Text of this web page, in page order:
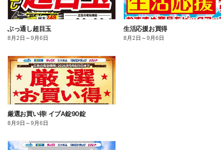
ぶっ通し超目玉
8月2日 ～9月6日
生活応援お買得
8月2日 ～9月6日
厳選お買い得! イブA錠90錠
8月9日 ～9月6日